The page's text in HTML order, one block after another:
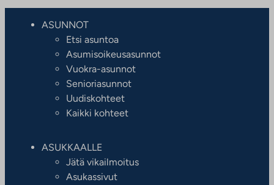
ASUNNOT
Etsi asuntoa
Asumisoikeusasunnot
Vuokra-asunnot
Senioriasunnot
Uudiskohteet
Kaikki kohteet
ASUKKAALLE
Jätä vikailmoitus
Asukassivut